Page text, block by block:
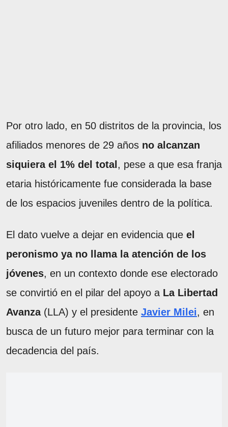
Por otro lado, en 50 distritos de la provincia, los
afiliados menores de 29 años no alcanzan
siquiera el 1% del total , pese a que esa franja
etaria históricamente fue considerada la base
de los espacios juveniles dentro de la política.
El dato vuelve a dejar en evidencia que el
peronismo ya no llama la atención de los
jóvenes, en un contexto donde ese electorado
se convirtió en el pilar del apoyo a La Libertad
Avanza(LLA) y el presidente Javier Milei, en
busca de un futuro mejor para terminar con la
decadencia del país.